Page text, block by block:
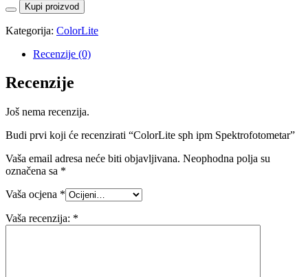
Kupi proizvod
Kategorija: ColorLite
Recenzije (0)
Recenzije
Još nema recenzija.
Budi prvi koji će recenzirati “ColorLite sph ipm Spektrofotometar”
Vaša email adresa neće biti objavljivana. Neophodna polja su
označena sa *
Vaša ocjena *
Vaša recenzija: *